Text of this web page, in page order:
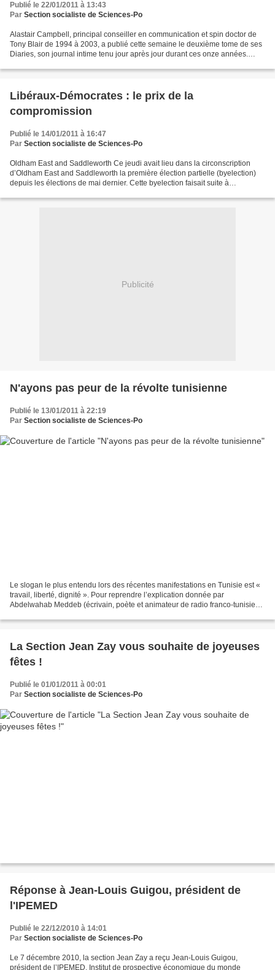
Publié le 22/01/2011 à 13:43
Par Section socialiste de Sciences-Po
Alastair Campbell, principal conseiller en communication et spin doctor de
Tony Blair de 1994 à 2003, a publié cette semaine le deuxième tome de ses
Diaries, son journal intime tenu jour après jour durant ces onze années.
Libéraux-Démocrates : le prix de la
compromission
Publié le 14/01/2011 à 16:47
Par Section socialiste de Sciences-Po
Oldham East and Saddleworth Ce jeudi avait lieu dans la circonscription
d’Oldham East and Saddleworth la première élection partielle (byelection)
depuis les élections de mai dernier. Cette byelection faisait suite à
Publicité
N'ayons pas peur de la révolte tunisienne
Publié le 13/01/2011 à 22:19
Par Section socialiste de Sciences-Po
Le slogan le plus entendu lors des récentes manifestations en Tunisie est «
travail, liberté, dignité ». Pour reprendre l’explication donnée par
Abdelwahab Meddeb (écrivain, poète et animateur de radio franco-tunisien),
La Section Jean Zay vous souhaite de joyeuses
fêtes !
Publié le 01/01/2011 à 00:01
Par Section socialiste de Sciences-Po
Réponse à Jean-Louis Guigou, président de
l'IPEMED
Publié le 22/12/2010 à 14:01
Par Section socialiste de Sciences-Po
Le 7 décembre 2010, la section Jean Zay a reçu Jean-Louis Guigou,
président de l’IPEMED, Institut de prospective économique du monde